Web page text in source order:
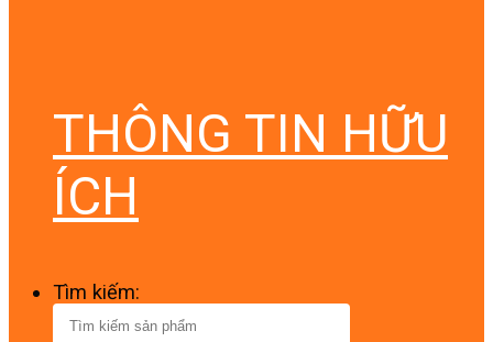
THÔNG TIN HỮU
ÍCH
Tìm kiếm: